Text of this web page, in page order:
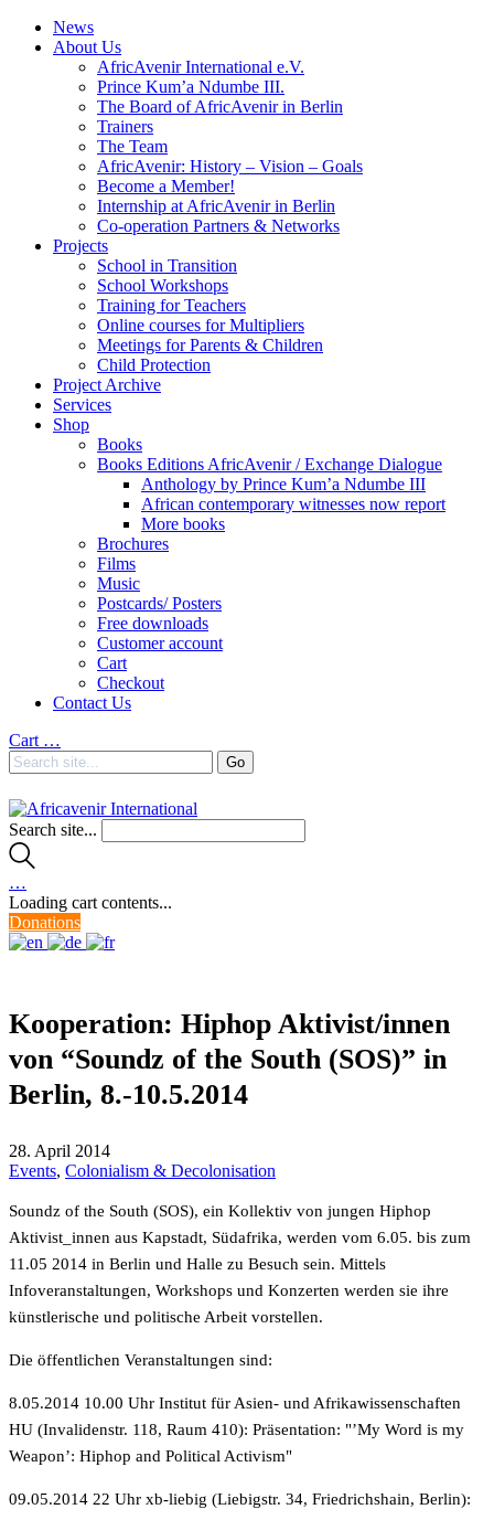
News
About Us
AfricAvenir International e.V.
Prince Kum’a Ndumbe III.
The Board of AfricAvenir in Berlin
Trainers
The Team
AfricAvenir: History – Vision – Goals
Become a Member!
Internship at AfricAvenir in Berlin
Co-operation Partners & Networks
Projects
School in Transition
School Workshops
Training for Teachers
Online courses for Multipliers
Meetings for Parents & Children
Child Protection
Project Archive
Services
Shop
Books
Books Editions AfricAvenir / Exchange Dialogue
Anthology by Prince Kum’a Ndumbe III
African contemporary witnesses now report
More books
Brochures
Films
Music
Postcards/ Posters
Free downloads
Customer account
Cart
Checkout
Contact Us
Cart …
Search site...
…
Loading cart contents...
Donations
Kooperation: Hiphop Aktivist/innen
von “Soundz of the South (SOS)” in
Berlin, 8.-10.5.2014
28. April 2014
Events, Colonialism & Decolonisation
Soundz of the South (SOS), ein Kollektiv von jungen Hiphop
Aktivist_innen aus Kapstadt, Südafrika, werden vom 6.05. bis zum
11.05 2014 in Berlin und Halle zu Besuch sein. Mittels
Infoveranstaltungen, Workshops und Konzerten werden sie ihre
künstlerische und politische Arbeit vorstellen.
Die öffentlichen Veranstaltungen sind:
8.05.2014 10.00 Uhr Institut für Asien- und Afrikawissenschaften
HU (Invalidenstr. 118, Raum 410): Präsentation: "’My Word is my
Weapon’: Hiphop and Political Activism"
09.05.2014 22 Uhr xb-liebig (Liebigstr. 34, Friedrichshain, Berlin):